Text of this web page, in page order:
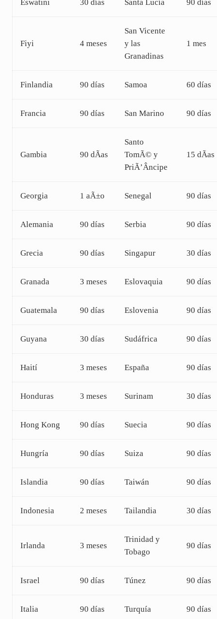
Eswatini 30 días Santa Lucía 90 días
Fiyi 4 meses
San Vicente
y las
Granadinas
1 mes
Finlandia 90 días Samoa 60 días
Francia 90 días San Marino 90 días
Gambia 90 dÃas
Santo
TomÃ© y
PriÃ’Âncipe
15 dÃas
Georgia 1 aÃ±o Senegal 90 días
Alemania 90 días Serbia 90 días
Grecia 90 días Singapur 30 días
Granada 3 meses Eslovaquia 90 días
Guatemala 90 días Eslovenia 90 días
Guyana 30 días Sudáfrica 90 días
Haití 3 meses España 90 días
Honduras 3 meses Surinam 30 días
Hong Kong 90 días Suecia 90 días
Hungría 90 días Suiza 90 días
Islandia 90 días Taiwán 90 días
Indonesia 2 meses Tailandia 30 días
Irlanda 3 meses
Trinidad y
Tobago
90 días
Israel 90 días Túnez 90 días
Italia 90 días Turquía 90 días